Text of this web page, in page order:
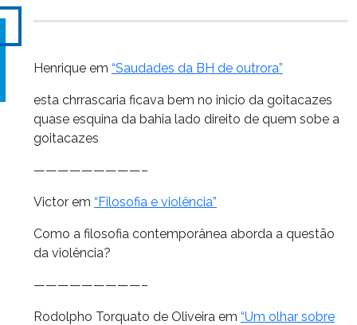
Henrique em “Saudades da BH de outrora”
esta chrrascaria ficava bem no inicio da goitacazes
quase esquina da bahia lado direito de quem sobe a
goitacazes
—————————–
Victor em “Filosofia e violência”
Como a filosofia contemporânea aborda a questão
da violência?
—————————–
Rodolpho Torquato de Oliveira em “Um olhar sobre